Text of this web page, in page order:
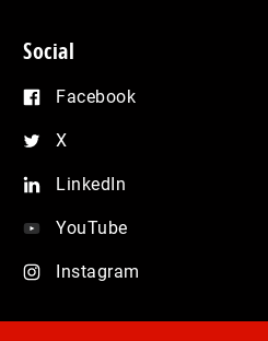
Social
Facebook
X
LinkedIn
YouTube
Instagram